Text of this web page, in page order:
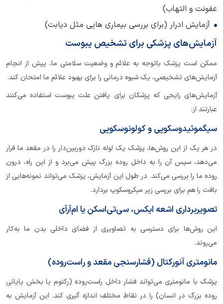
عفونت و التهاب)
آزمایش ادرار (برای بررسی بیماری هایی مثل دیابت)
آزمایش‌های پزشکی برای تشخیص یبوست
ممکن است پزشک باتوجه به علائم و وضعیت سلامتی ما، پیش از انجام
آزمایش‌های تشخیصی، یک شیوه درمانی را برای بهبود علائم ما امتحان کند.
آزمایش‌های رایجی که پزشکان برای یافتن علت یبوست استفاده می‌کنند
عبارتند از:
سیگموئیدوسکوپی و کولونوسکوپی
در هر یک از این روش‌ها، پزشک یک لوله نازک دوربین‌دار را در مقعد ما قرار
می‌دهد، سپس آن را به داخل روده بزرگ پیش می‌برد و از این راه، درون
روده ما را بررسی می‌کند. در طول این آزمایش‌، پزشک می‌تواند نمونه‌هایی از
بافت را هم برای بررسی زیر میکروسکوپ بردارد.
تصویربرداری اشعه ایکس، سی‌تی‌اسکن یا ام‌آر‌آی
این روش‌ها برای دسترسی به تصاویری از فضای داخلی بدن ما به‌کار
می‌روند.
مانومتری آنورکتال (فشارسنجی مقعد و راست‌روده)
پزشک با مانومتری می‌تواند فشار داخل راست‌روده (رکتوم یا بخش پایانی
روده بزرگ در انسان) را در نقاط مختلف اندازه گیری کند. این آزمایش به